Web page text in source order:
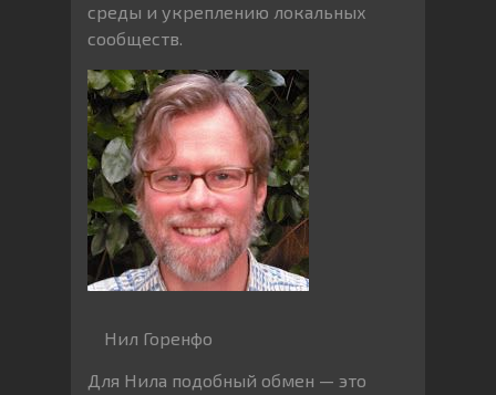
среды и укреплению локальных
сообществ.
Нил Горенфо
Для Нила подобный обмен — это